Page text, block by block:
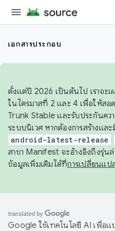
เอกสารประกอบ
ตั้งแต่ปี 2026 เป็นต้นไป เราจะ
ในไตรมาสที่ 2 และ 4 เพื่อให้ส
Trunk Stable และรับประกันคว
ระบบนิเวศ หากต้องการสร้างแล
android-latest-release
สาขา Manifest จะอ้างอิงถึงรุ่น
ข้อมูลเพิ่มเติมได้ที่การเปลี่ยนแป
Google ใช้เทคโนโลยี AI เพื่อ